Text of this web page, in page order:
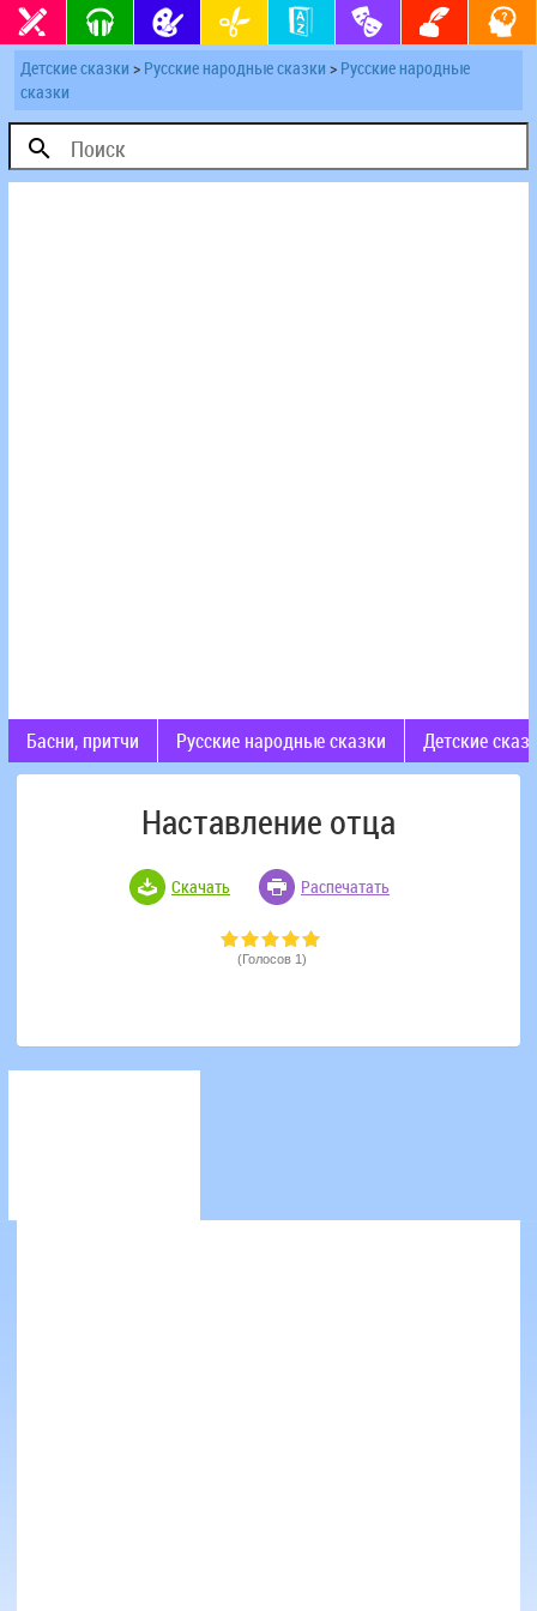
Детские сказки > Русские народные сказки > Русские народные
сказки
Басни, притчи Русские народные сказки Детские
Наставление отца
Скачать Распечатать
(Голосов 1)